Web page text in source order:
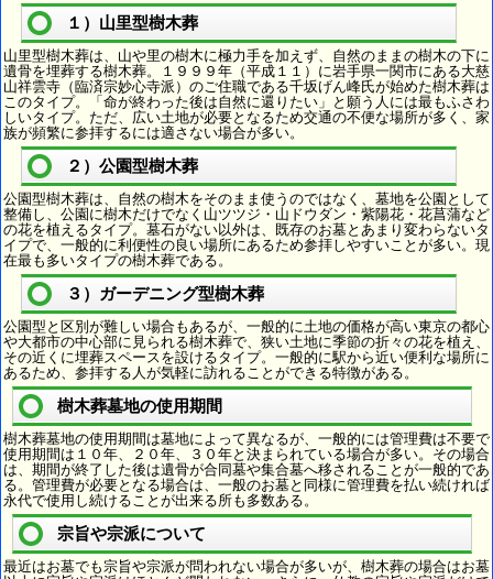
１）山里型樹木葬
山里型樹木葬は、山や里の樹木に極力手を加えず、自然のままの樹木の下に
遺骨を埋葬する樹木葬。１９９９年（平成１１）に岩手県一関市にある大慈
山祥雲寺（臨済宗妙心寺派）のご住職である千坂げん峰氏が始めた樹木葬は
このタイプ。「命が終わった後は自然に還りたい」と願う人には最もふさわ
しいタイプ。ただ、広い土地が必要となるため交通の不便な場所が多く、家
族が頻繁に参拝するには適さない場合が多い。
２）公園型樹木葬
公園型樹木葬は、自然の樹木をそのまま使うのではなく、墓地を公園として
整備し、公園に樹木だけでなく山ツツジ・山ドウダン・紫陽花・花菖蒲など
の花を植えるタイプ。墓石がない以外は、既存のお墓とあまり変わらないタ
イプで、一般的に利便性の良い場所にあるため参拝しやすいことが多い。現
在最も多いタイプの樹木葬である。
３）ガーデニング型樹木葬
公園型と区別が難しい場合もあるが、一般的に土地の価格が高い東京の都心
や大都市の中心部に見られる樹木葬で、狭い土地に季節の折々の花を植え、
その近くに埋葬スペースを設けるタイプ。一般的に駅から近い便利な場所に
あるため、参拝する人が気軽に訪れることができる特徴がある。
樹木葬墓地の使用期間
樹木葬墓地の使用期間は墓地によって異なるが、一般的には管理費は不要で
使用期間は１０年、２０年、３０年と決まられている場合が多い。その場合
は、期間が終了した後は遺骨が合同墓や集合墓へ移されることが一般的であ
る。管理費が必要となる場合は、一般のお墓と同様に管理費を払い続ければ
永代で使用し続けることが出来る所も多数ある。
宗旨や宗派について
最近はお墓でも宗旨や宗派が問われない場合が多いが、樹木葬の場合はお墓